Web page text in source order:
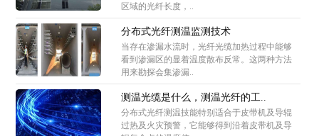
区域的光纤长度，..
分布式光纤测温监测技术
当存在渗漏水流时，光纤光缆加热过程中能够
看到渗漏区的显着温度散布反常。这两种方法
用来勘探会集渗漏..
测温光缆是什么，测温光纤的工..
分布式光纤测温技能特别适合于皮带机及导辊
过热及火灾预警，它能够得到沿着皮带机及导